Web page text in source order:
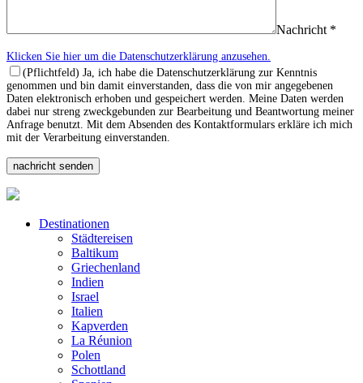
Nachricht *
Klicken Sie hier um die Datenschutzerklärung anzusehen.
(Pflichtfeld) Ja, ich habe die Datenschutzerklärung zur Kenntnis
genommen und bin damit einverstanden, dass die von mir angegebenen
Daten elektronisch erhoben und gespeichert werden. Meine Daten werden
dabei nur streng zweckgebunden zur Bearbeitung und Beantwortung meiner
Anfrage benutzt. Mit dem Absenden des Kontaktformulars erkläre ich mich
mit der Verarbeitung einverstanden.
Destinationen
Städtereisen
Baltikum
Griechenland
Indien
Israel
Italien
Kapverden
La Réunion
Polen
Schottland